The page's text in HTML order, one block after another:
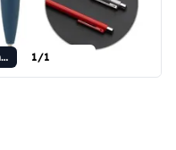
KYLIE. Bolígrafo de aluminio (94% reciclado) con innovador clip. 1/1